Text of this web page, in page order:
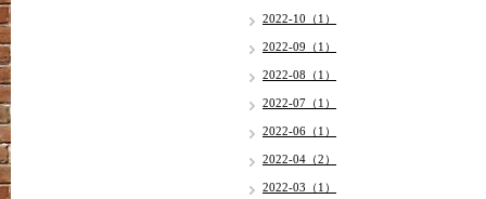
2022-10（1）
2022-09（1）
2022-08（1）
2022-07（1）
2022-06（1）
2022-04（2）
2022-03（1）